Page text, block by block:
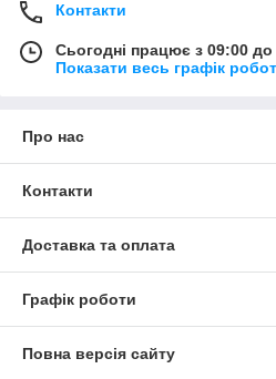
Контакти
Сьогодні працює з 09:00 до
Показати весь графік
Про нас
Контакти
Доставка та оплата
Графік роботи
Повна версія сайту